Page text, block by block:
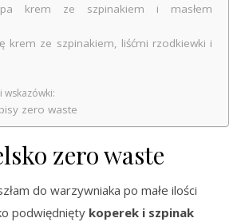
krem ze szpinakiem i masłem
krem ze szpinakiem, liśćmi rzodkiewki i
wskazówki:
zero waste
zero waste
do warzywniaka po małe ilości
podwiędnięty koperek i szpinak